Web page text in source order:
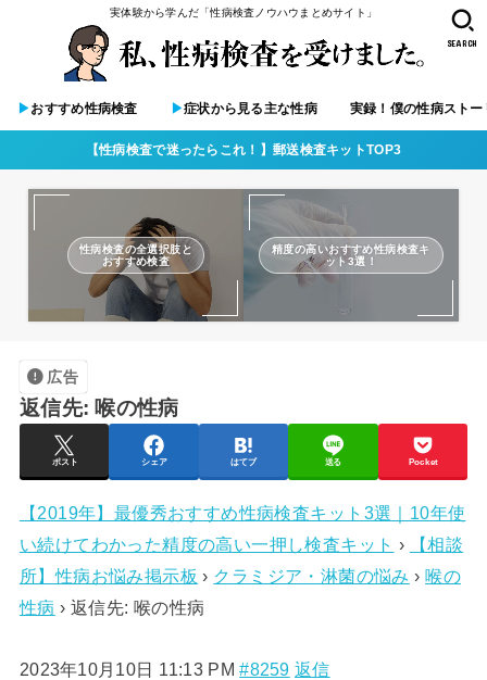
実体験から学んだ「性病検査ノウハウまとめサイト」
▶︎おすすめ性病検査 ▶︎症状から見る主な性病 実録！僕の性病ストー
SEARCH
【性病検査で迷ったらこれ！】郵送検査キットTOP3
性病検査の全選択肢と
おすすめ検査
精度の高いおすすめ性病検査キ
ット3選！
広告
返信先: 喉の性病
ポスト シェア はてブ 送る Pocket
【2019年】最優秀おすすめ性病検査キット3選｜10年使
い続けてわかった精度の高い一押し検査キット ›
【相談
所】性病お悩み掲示板 › クラミジア・淋菌の悩み › 喉の
性病 › 返信先: 喉の性病
2023年10月10日 11:13 PM #8259 返信